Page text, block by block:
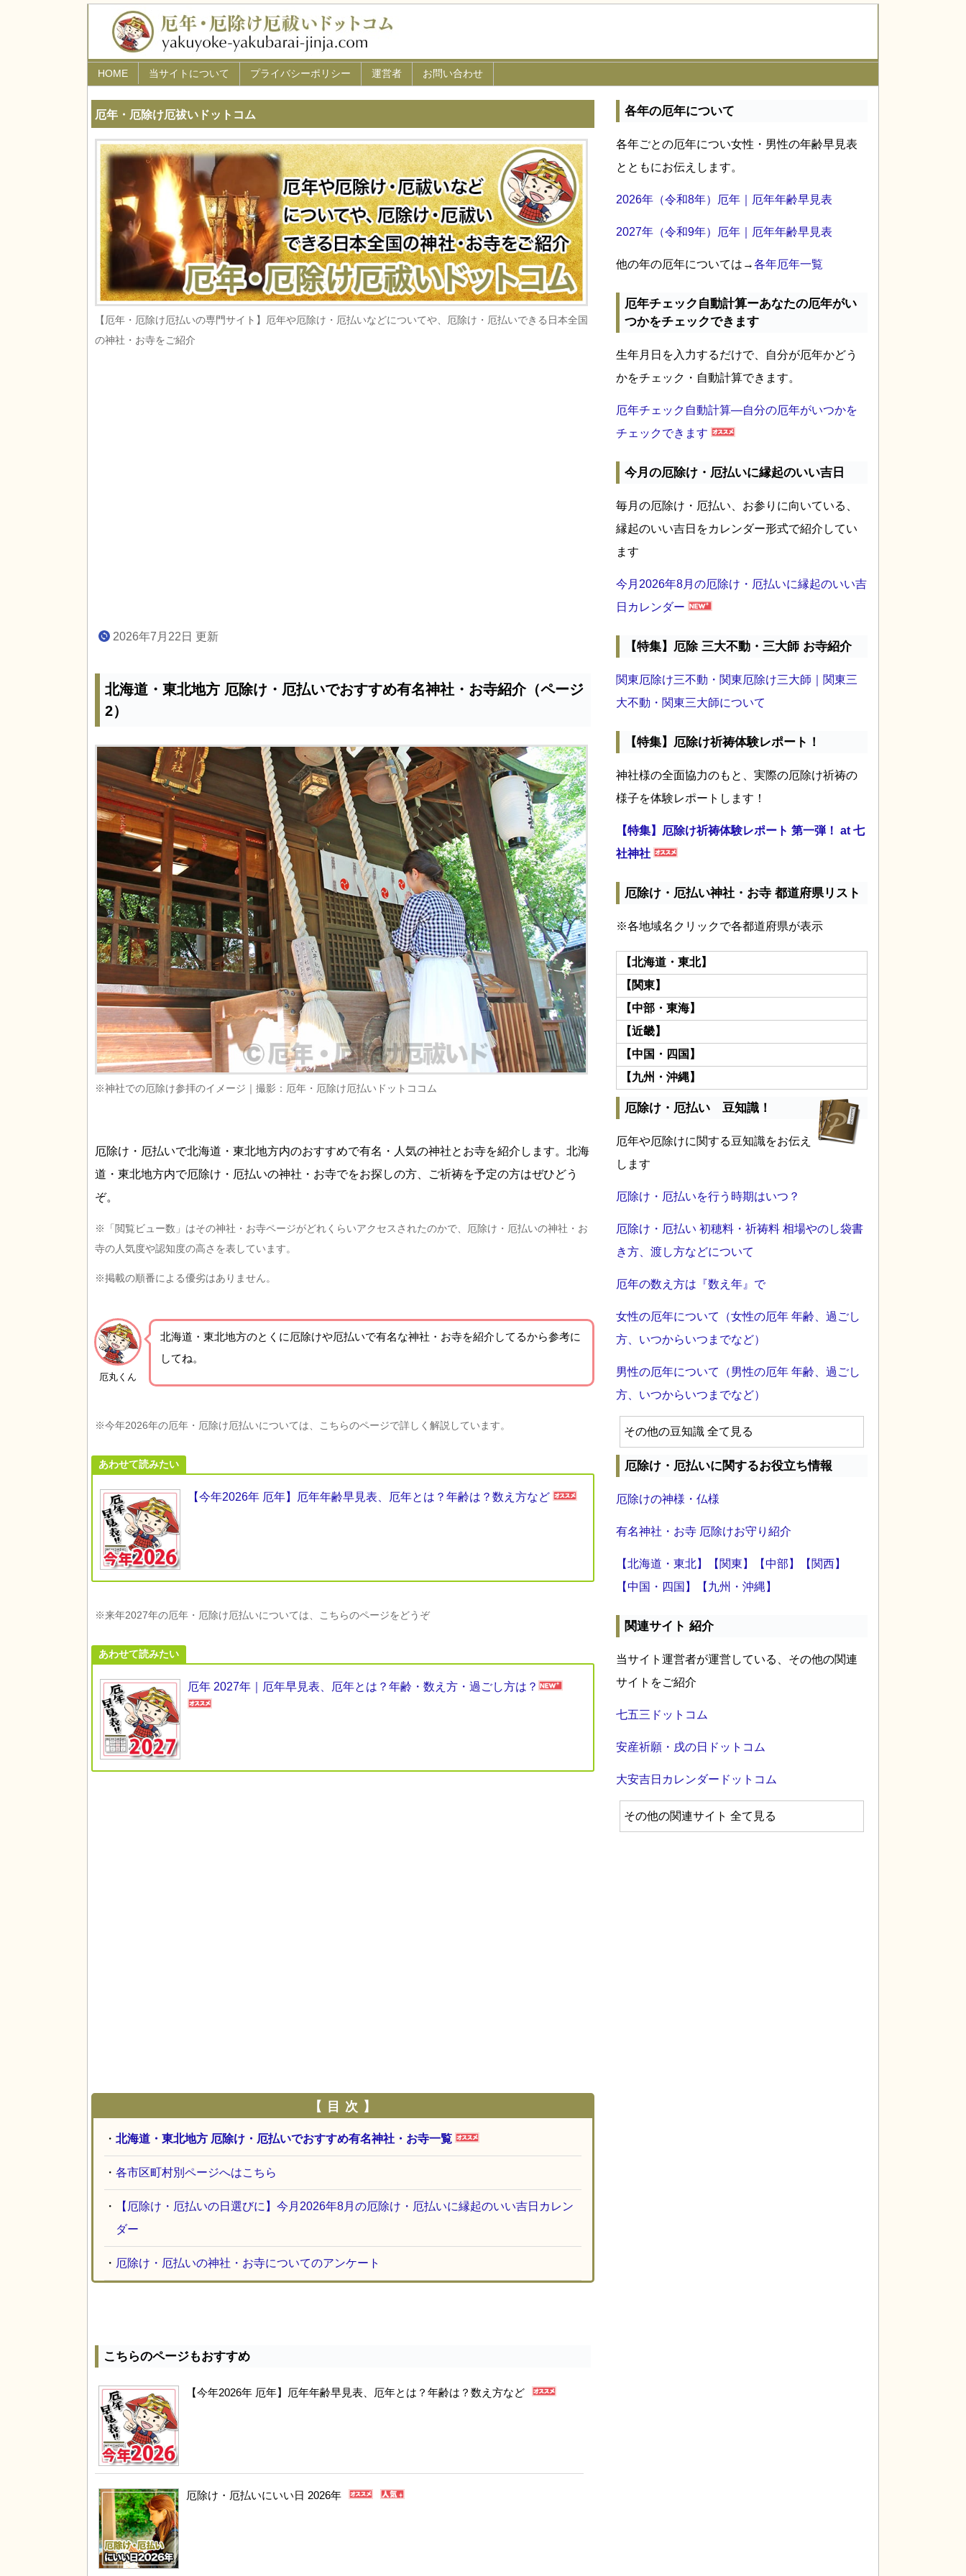
厄年・厄除け厄祓いドットコム
【厄年・厄除け厄払いの専門サイト】厄年や厄除け・厄払いなどについてや、厄除け・厄払いできる日本全国
の神社・お寺をご紹介
2026年7月22日 更新
北海道・東北地方 厄除け・厄払いでおすすめ有名神社・お寺紹介（ページ
2）
※神社での厄除け参拝のイメージ｜撮影：厄年・厄除け厄払いドットココム
厄除け・厄払いで北海道・東北地方内のおすすめで有名・人気の神社とお寺を紹介します。北海
道・東北地方内で厄除け・厄払いの神社・お寺でをお探しの方、ご祈祷を予定の方はぜひどう
ぞ。
※「閲覧ビュー数」はその神社・お寺ページがどれくらいアクセスされたのかで、厄除け・厄払いの神社・お
寺の人気度や認知度の高さを表しています。
※掲載の順番による優劣はありません。
厄丸くん
北海道・東北地方のとくに厄除けや厄払いで有名な神社・お寺を紹介 してるから参考に
してね。
※今年2026年の厄年・厄除け厄払いについては、こちらのページで詳しく解説しています。
あわせて読みたい
【今年2026年 厄年】厄年年齢早見表、厄年とは？年齢は？数え方など
※来年2027年の厄年・厄除け厄払いについては、こちらのページをどうぞ
あわせて読みたい
厄年 2027年｜厄年早見表、厄年とは？年齢・数え方・過ごし方は？
【 目 次 】
・ 北海道・東北地方 厄除け・厄払いでおすすめ有名神社・お寺一覧
・ 各市区町村別ページへはこちら
・
【厄除け・厄払いの日選びに】今月2026年8月の厄除け・厄払いに縁起のいい吉日カレン
ダー
・ 厄除け・厄払いの神社・お寺についてのアンケート
こちらのページもおすすめ
【今年2026年 厄年】厄年年齢早見表、厄年とは？年齢は？数え方など
厄除け・厄払いにいい日 2026年
各年の厄年について
各年ごとの厄年につい女性・男性の年齢早見表
とともにお伝えします。
2026年（令和8年）厄年｜厄年年齢早見表
2027年（令和9年）厄年｜厄年年齢早見表
他の年の厄年については→各年厄年一覧
厄年チェック自動計算ーあなたの厄年がい
つかをチェックできます
生年月日を入力するだけで、自分が厄年かどう
かをチェック・自動計算できます。
厄年チェック自動計算―自分の厄年がいつかを
チェックできます
今月の厄除け・厄払いに縁起のいい吉日
毎月の厄除け・厄払い、お参りに向いている、
縁起のいい吉日をカレンダー形式で紹介してい
ます
今月2026年8月の厄除け・厄払いに縁起のいい吉
日カレンダー
【特集】厄除 三大不動・三大師 お寺紹介
関東厄除け三不動・関東厄除け三大師｜関東三
大不動・関東三大師について
【特集】厄除け祈祷体験レポート！
神社様の全面協力のもと、実際の厄除け祈祷の
様子を体験レポートします！
【特集】厄除け祈祷体験レポート 第一弾！ at 七
社神社
厄除け・厄払い神社・お寺 都道府県リスト
※各地域名クリックで各都道府県が表示
【北海道・東北】
【関東】
【中部・東海】
【近畿】
【中国・四国】
【九州・沖縄】
厄除け・厄払い 豆知識！
厄年や厄除けに関する豆知識をお伝え
します
厄除け・厄払いを行う時期はいつ？
厄除け・厄払い 初穂料・祈祷料 相場やのし袋書
き方、渡し方などについて
厄年の数え方は『数え年』で
女性の厄年について（女性の厄年 年齢、過ごし
方、いつからいつまでなど）
男性の厄年について（男性の厄年 年齢、過ごし
方、いつからいつまでなど）
その他の豆知識 全て見る
厄除け・厄払いに関するお役立ち情報
厄除けの神様・仏様
有名神社・お寺 厄除けお守り紹介
【北海道・東北】 【関東】 【中部】
【関西】
【中国・四国】
【九州・沖縄】
関連サイト 紹介
当サイト運営者が運営している、その他の関連
サイトをご紹介
七五三ドットコム
安産祈願・戌の日ドットコム
大安吉日カレンダードットコム
その他の関連サイト 全て見る
HOME 当サイトについて プライバシーポリシー 運営者 お問い合わせ